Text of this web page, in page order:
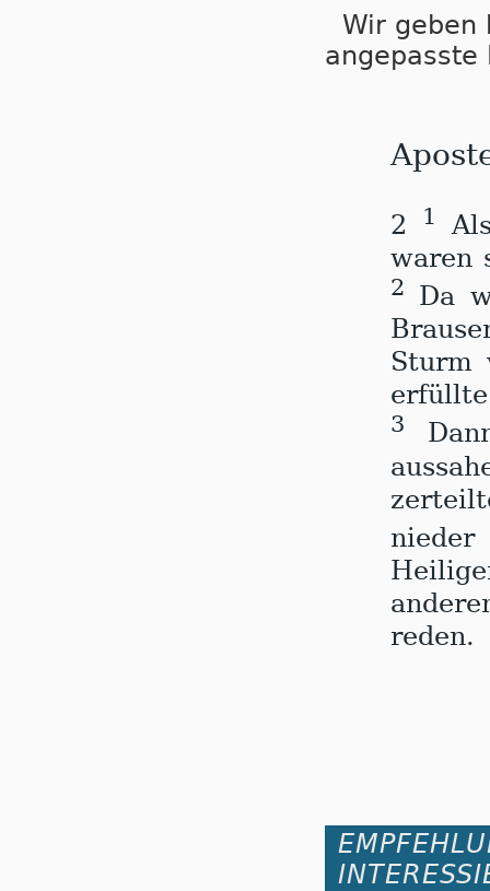
Wir geben
an­ge­pass­te
2 1
waren
2 Da
Sturm
erfüllte
3
reden.